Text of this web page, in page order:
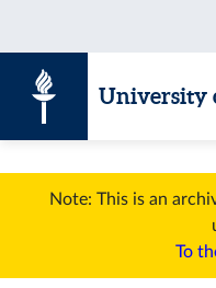
University
Note: This is an
To